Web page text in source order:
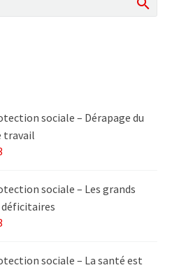
sociale – Dérapage du
travail
sociale – Les grands
sociale – La santé est